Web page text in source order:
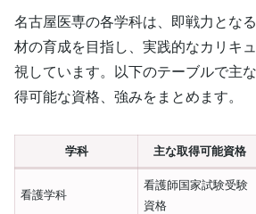
名古屋医専の各学科は、即戦力とな
材の育成を目指し、実践的なカリキ
視しています。以下のテーブルで主
得可能な資格、強みをまとめます。
学科 主な取得可能資格
看護学科
看護師国家試験受験
資格